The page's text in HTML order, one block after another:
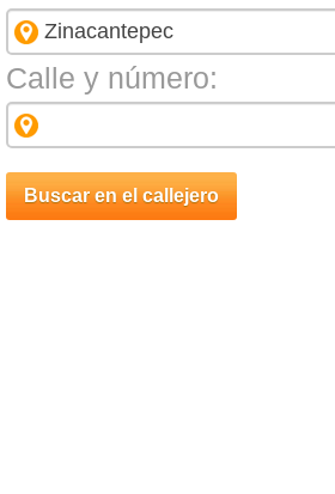
Calle y número: